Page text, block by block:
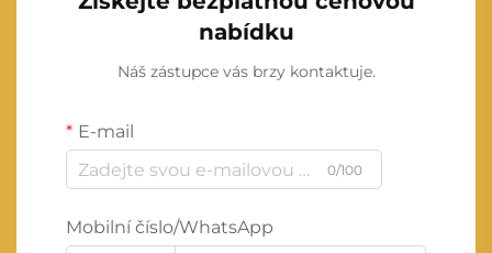
nabídku
Náš zástupce vás brzy kontaktuje.
E-mail
0/100
Mobilní číslo/WhatsApp